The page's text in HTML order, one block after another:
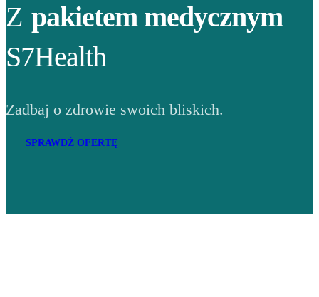
Z pakietem medycznym
S7Health
Zadbaj o zdrowie swoich bliskich.
SPRAWDŹ OFERTĘ